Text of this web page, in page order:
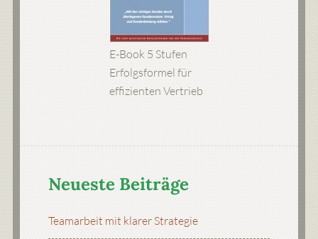
E-Book 5 Stufen
Erfolgsformel für
effizienten Vertrieb
Neueste Beiträge
Teamarbeit mit klarer Strategie